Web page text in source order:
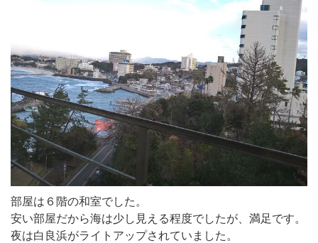
部屋は６階の和室でした。
安い部屋だから海は少し見える程度でしたが、満足です。
夜は白良浜がライトアップされていました。